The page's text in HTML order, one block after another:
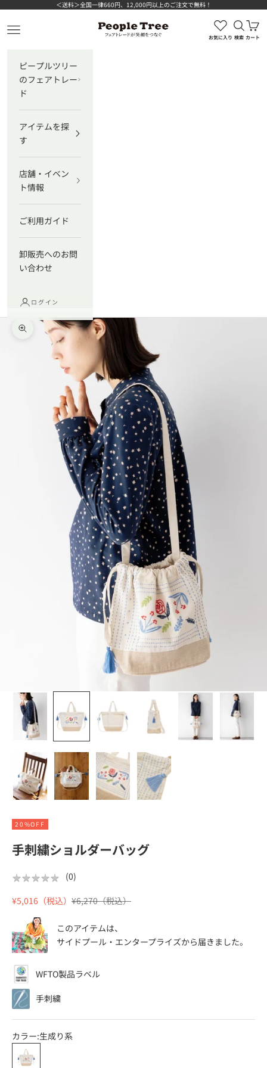
コンテンツへスキップ＜送料＞全国一律660円、12,000円以上のご注文で無料！
ピープルツリー公式オンラインショップ
メニューを開く
お気に入り
検索を
検索
カ
カート
ピープルツリー
のフェアトレー
ド
アイテムを探
す
店舗・イベン
ト情報
ご利用ガイド
卸販売へのお問
い合わせ
ログイン
ズームイン
20%OFF
手刺繍ショルダーバッグ
★★★★★
★★★★★ (0)
セール価格
¥5,016（税込） 通常価格
¥6,270（税込）
このアイテムは、
サイドプール・エンタープライズから届きました。
WFTO製品ラベル
手刺繍
カラー:生成り系
生成り系